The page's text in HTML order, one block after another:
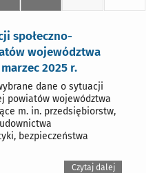
społeczno-
województwa
2025 r.
dane o sytuacji
powiatów województwa
m. in. przedsiębiorstw,
bezpieczeństwa
Czytaj dalej